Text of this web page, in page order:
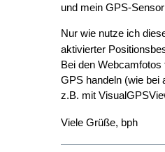
und mein GPS-
Nur wie nutze ich
aktivierter
Bei den
GPS handeln (wie bei
z.B. mit
Viele Grüße, bph